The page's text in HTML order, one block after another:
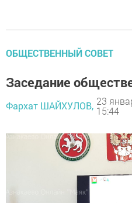
ОБЩЕСТВЕННЫЙ СОВЕТ
Заседание
Фархат ШАЙХУЛОВ, 23
15:44